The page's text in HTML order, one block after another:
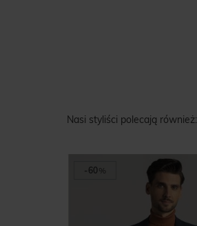
Nasi styliści polecają również:
-60 %